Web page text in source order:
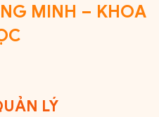
MINH – KHOA
LÝ